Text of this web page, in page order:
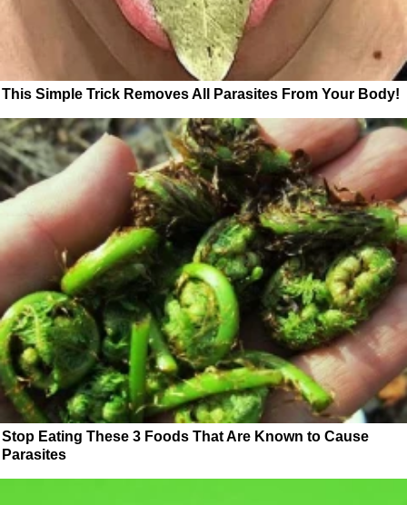
This Simple Trick Removes All Parasites From Your Body!
Stop Eating These 3 Foods That Are Known to Cause
Parasites